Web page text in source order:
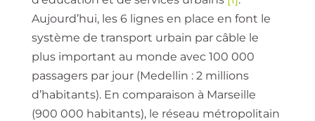
Aujourd’hui, les 6 lignes en place en font le
système de transport urbain par câble le
plus important au monde avec 100 000
passagers par jour (Medellin : 2 millions
d’habitants). En comparaison à Marseille
(900 000 habitants), le réseau métropolitain